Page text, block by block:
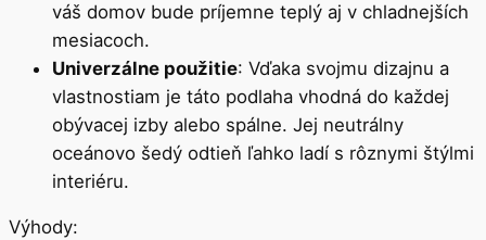
váš domov bude príjemne teplý aj v chladnejších
mesiacoch.
Univerzálne použitie: Vďaka svojmu dizajnu a
vlastnostiam je táto podlaha vhodná do každej
obývacej izby alebo spálne. Jej neutrálny
oceánovo šedý odtieň ľahko ladí s rôznymi štýlmi
interiéru.
Výhody: